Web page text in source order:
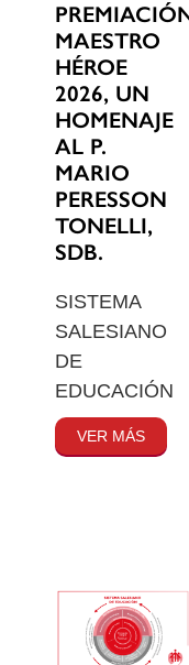
MAESTRO
HÉROE
2026, UN
HOMENAJE
AL P.
MARIO
PERESSON
TONELLI,
SDB.
SISTEMA
SALESIANO
DE
EDUCACIÓN
VER MÁS